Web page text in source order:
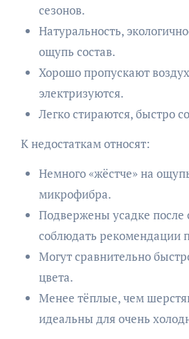
сезонов.
Натуральность,
ощупь состав.
Хорошо пропускают
электризуются.
Легко стираются, быстро
К недостаткам относят:
Немного «жёстче» на
микрофибра.
Подвержены усадке после
соблюдать рекомендации
Могут сравнительно
цвета.
Менее тёплые, чем
идеальны для очень